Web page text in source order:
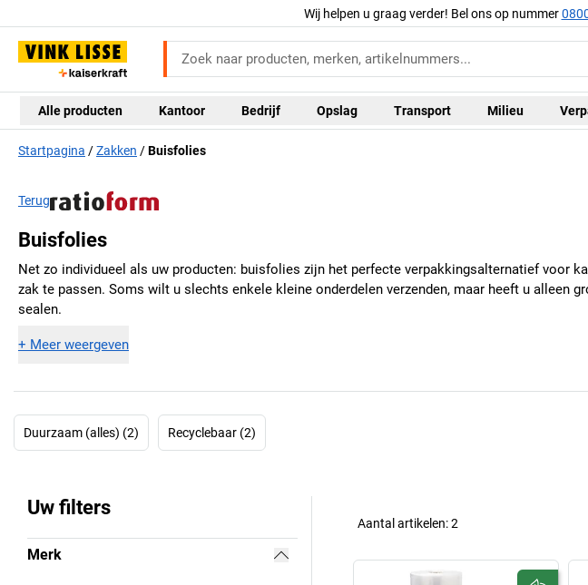
Wij helpen u graag verder! Bel ons op nummer
Alle producten Kantoor Bedrijf Opslag Transport Milieu
Startpagina Zakken Buisfolies
Terug
Buisfolies
Net zo individueel als uw producten: buisfolies zijn het perfecte verpakkingsalternatief voor
zak te passen. Soms wilt u slechts enkele kleine onderdelen verzenden, maar heeft u
sealen.
+ Meer weergeven
Duurzaam (alles) (2) Recyclebaar (2)
Uw filters
Merk
Aantal artikelen:2